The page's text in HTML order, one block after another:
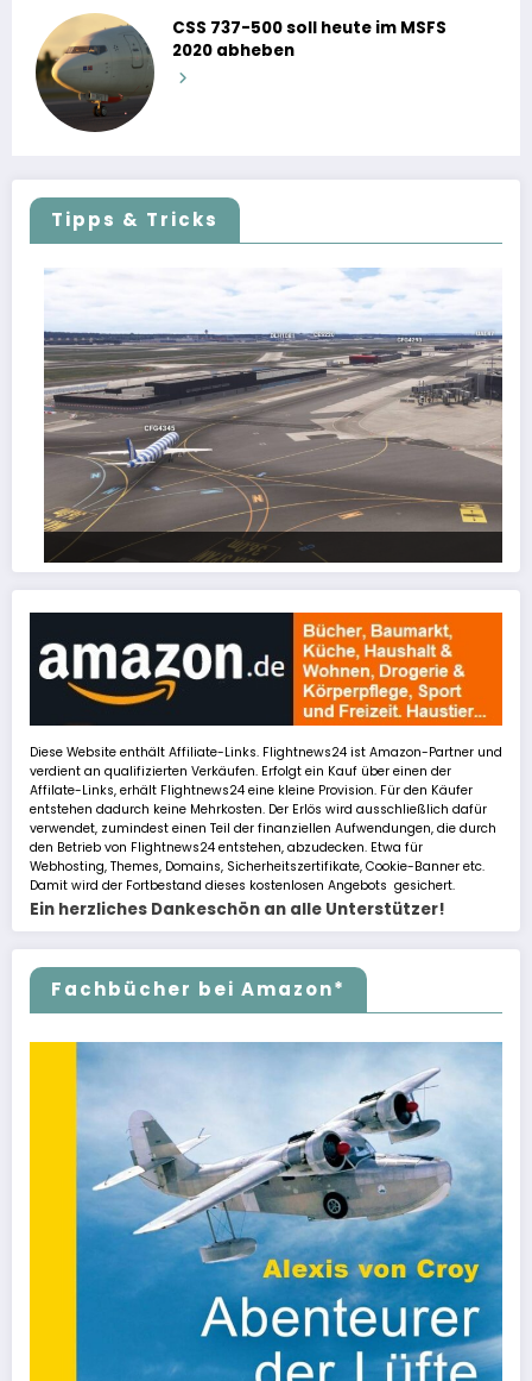
CSS 737-500 soll heute im MSFS
2020 abheben
Tipps & Tricks
FSLTL Traffic: Tipps und Tricks, damit es klappt!
Diese Website enthält Affiliate-Links. Flightnews24 ist Amazon-Partner und
verdient an qualifizierten Verkäufen. Erfolgt ein Kauf über einen der
Affilate-Links, erhält Flightnews24 eine kleine Provision. Für den Käufer
entstehen dadurch keine Mehrkosten. Der Erlös wird ausschließlich dafür
verwendet, zumindest einen Teil der finanziellen Aufwendungen, die durch
den Betrieb von Flightnews24 entstehen, abzudecken. Etwa für
Webhosting, Themes, Domains, Sicherheitszertifikate, Cookie-Banner etc.
Damit wird der Fortbestand dieses kostenlosen Angebots gesichert.
Ein herzliches Dankeschön an alle Unterstützer!
Fachbücher bei Amazon*